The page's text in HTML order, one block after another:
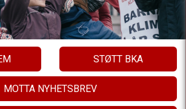
STØTT BKA
MOTTA NYHETSBREV